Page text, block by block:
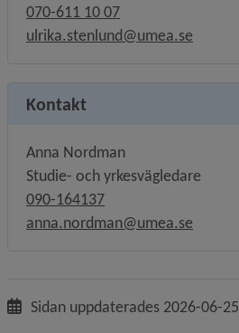
070-611 10 07
ulrika.stenlund@umea.se
Kontakt
Anna Nordman
Studie- och yrkesvägledare
090-164137
anna.nordman@umea.se
Sidan uppdaterades 2026-06-25